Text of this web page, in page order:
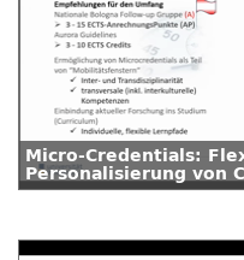
Micro-Credentials:
Personalisierung von